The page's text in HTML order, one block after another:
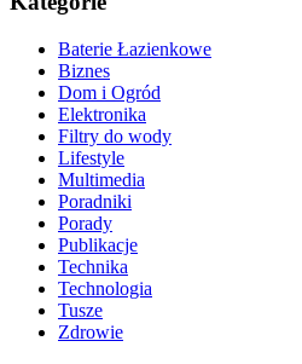
Baterie Łazienkowe
Biznes
Dom i Ogród
Elektronika
Filtry do wody
Lifestyle
Multimedia
Poradniki
Porady
Publikacje
Technika
Technologia
Tusze
Zdrowie